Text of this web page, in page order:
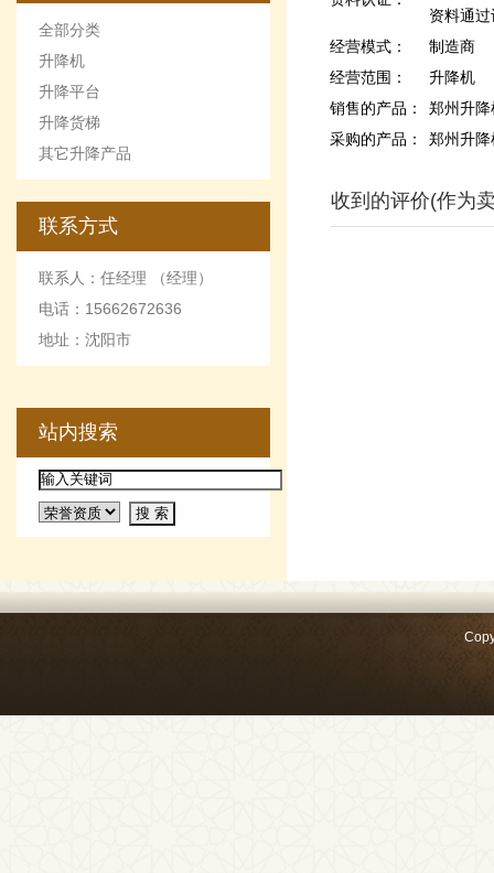
全部分类
升降机
升降平台
升降货梯
其它升降产品
联系方式
联系人：任经理 （经理）
电话：15662672636
地址：沈阳市
站内搜索
资料通
经营模式：
制造商
经营范围：
升降机
销售的产品：
郑州升
采购的产品：
郑州升
收到的评价(作为